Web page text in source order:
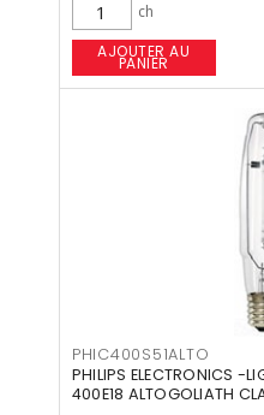
ch
AJOUTER AU
PANIER
PHIC400S51ALTO
PHILIPS ELECTRONICS -
400E18 ALTOGOLIATH